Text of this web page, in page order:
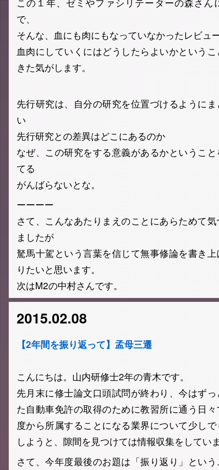
で、
そんな、血にも肉にもなっていなかったレビュ
血肉にしていくにはどうしたらよいかという
きた気がします。
先行研究は、自分の研究を位置づけるように
い
先行研究との差異はどこにあるのか
なぜ、この研究をする意義があるかというこ
てる
がんばらないとな。
ーーーー
さて、こんなあたりまえのことにあらためて
ましたが
駑馬十駕という言葉を信じて無事修論を書き
りたいと思います。
次はM2の中村さんです。
2015.02.08
【2年間を振り返って】孟母三遷
こんにちは。山内研修士2年の青木です。
先月末に修士論文口頭試問が終わり、今はず
た自動車免許の取得のために教習所に通う日
度から所属することになる業界について少し
しようと、隙間を見つけては情報収集をしてい
さて、今年度最後のお題は「振り返り」とい